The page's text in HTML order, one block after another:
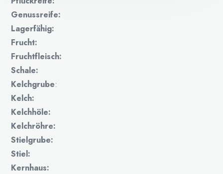
Genussreife:
Lagerfähig:
Frucht:
Fruchtfleisch:
Schale:
Kelchgrube:
Kelch:
Kelchhöle:
Kelchröhre:
Stielgrube:
Stiel:
Kernhaus: